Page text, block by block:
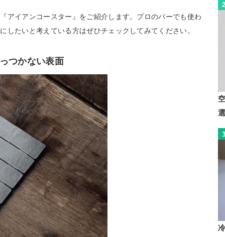
アイアンコースター』をご紹介します。プロのバーでも使わ
したいと考えている方はぜひチェックしてみてください。
つかない表面